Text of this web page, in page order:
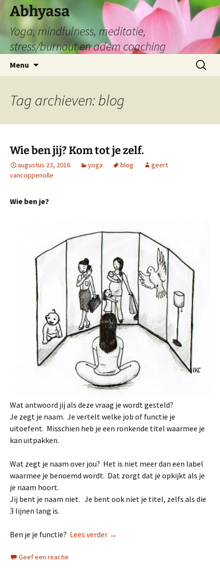
Abhyasa
Yoga, mindfulness, meditatie,
stress/burnout en adem coaching
Menu
inhoud
Zoeken
naar:
Tag archieven: blog
Wie ben jij? Kom tot je zelf.
augustus 23, 2016 yoga blog
geert
vancoppenolle
Wie ben je?
Wat antwoord jij als deze vraag je wordt gesteld?
Je zegt je naam. Je vertelt welke job of functie je
uitoefent. Misschien heb je een ronkende titel waarmee je
kan uitpakken.
Wat zegt je naam over jou? Het is niet meer dan een label
waarmee je benoemd wordt. Dat zorgt dat je opkijkt als je
je naam hoort.
Jij bent je naam niet. Je bent ook niet je titel, zelfs als die
3 lijnen lang is.
Ben je je functie? Lees verder Wie ben jij? Kom tot je zelf.
→
Geef een reactie